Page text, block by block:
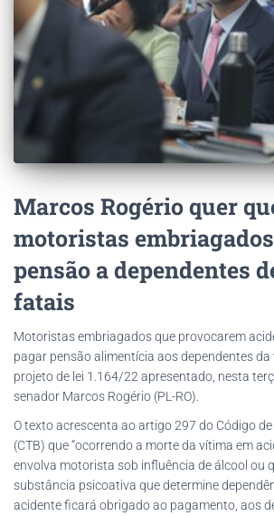
Marcos Rogério quer
motoristas
pensão a dependentes
fatais
Motoristas embriagados que provocarem
pagar pensão alimentícia aos dependentes da
projeto de lei 1.164/22 apresentado, nesta
senador Marcos Rogério (PL-RO).
O texto acrescenta ao artigo 297 do Código
(CTB) que “ocorrendo a morte da vítima em
envolva motorista sob influência de álcool ou
substância psicoativa que determine
acidente ficará obrigado ao pagamento, aos